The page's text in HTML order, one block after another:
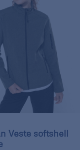
Veste softshell